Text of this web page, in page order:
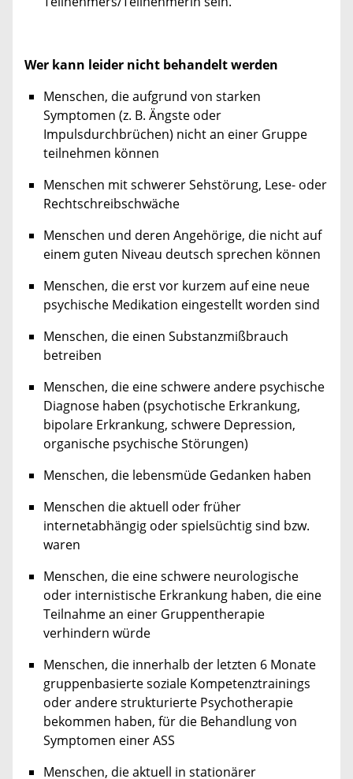
Wer kann leider nicht behandelt werden
Menschen, die aufgrund von starken
Symptomen (z. B. Ängste oder
Impulsdurchbrüchen) nicht an einer Gruppe
teilnehmen können
Menschen mit schwerer Sehstörung, Lese- oder
Rechtschreibschwäche
Menschen und deren Angehörige, die nicht auf
einem guten Niveau deutsch sprechen können
Menschen, die erst vor kurzem auf eine neue
psychische Medikation eingestellt worden sind
Menschen, die einen Substanzmißbrauch
betreiben
Menschen, die eine schwere andere psychische
Diagnose haben (psychotische Erkrankung,
bipolare Erkrankung, schwere Depression,
organische psychische Störungen)
Menschen, die lebensmüde Gedanken haben
Menschen die aktuell oder früher
internetabhängig oder spielsüchtig sind bzw.
waren
Menschen, die eine schwere neurologische
oder internistische Erkrankung haben, die eine
Teilnahme an einer Gruppentherapie
verhindern würde
Menschen, die innerhalb der letzten 6 Monate
gruppenbasierte soziale Kompetenztrainings
oder andere strukturierte Psychotherapie
bekommen haben, für die Behandlung von
Symptomen einer ASS
Menschen, die aktuell in stationärer